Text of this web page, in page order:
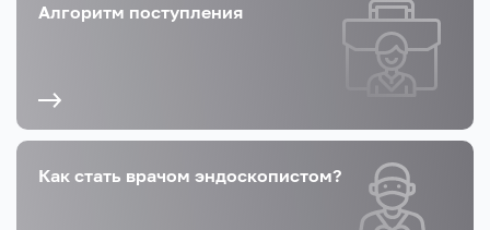
Алгоритм поступления
Как стать врачом эндоскопистом?